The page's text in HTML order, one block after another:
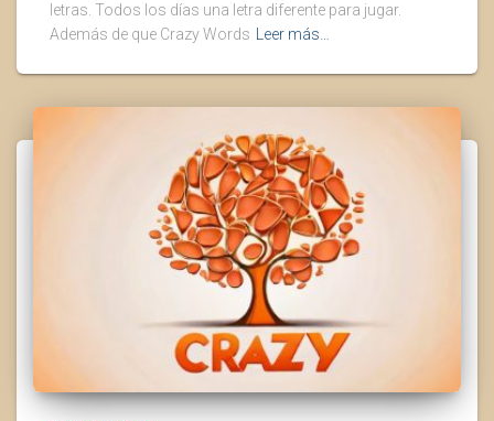
letras. Todos los días una letra diferente para jugar.
Además de que Crazy Words Leer más…